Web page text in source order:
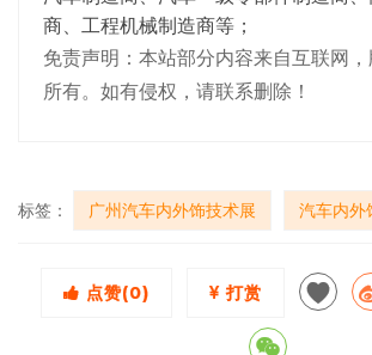
商、工程机械制造商等；
免责声明：本站部分内容来自互联网
所有。如有侵权，请联系删除！
标签： 广州汽车内外饰技术展 汽车内外
点赞(0) 打赏